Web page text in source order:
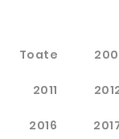
Toate
2011
2016